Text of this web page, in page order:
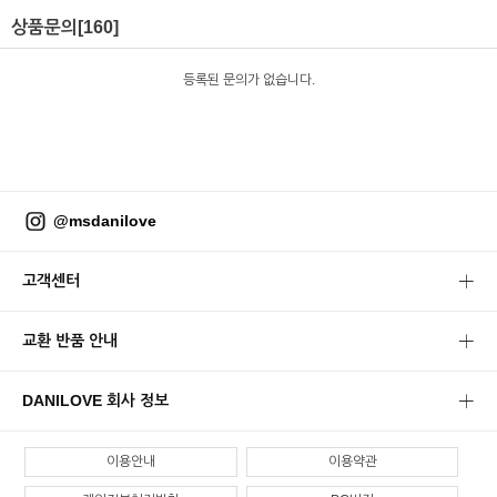
상품문의 [160]
등록된 문의가 없습니다.
@msdanilove
고객센터
교환 반품 안내
DANILOVE 회사 정보
이용안내 이용약관